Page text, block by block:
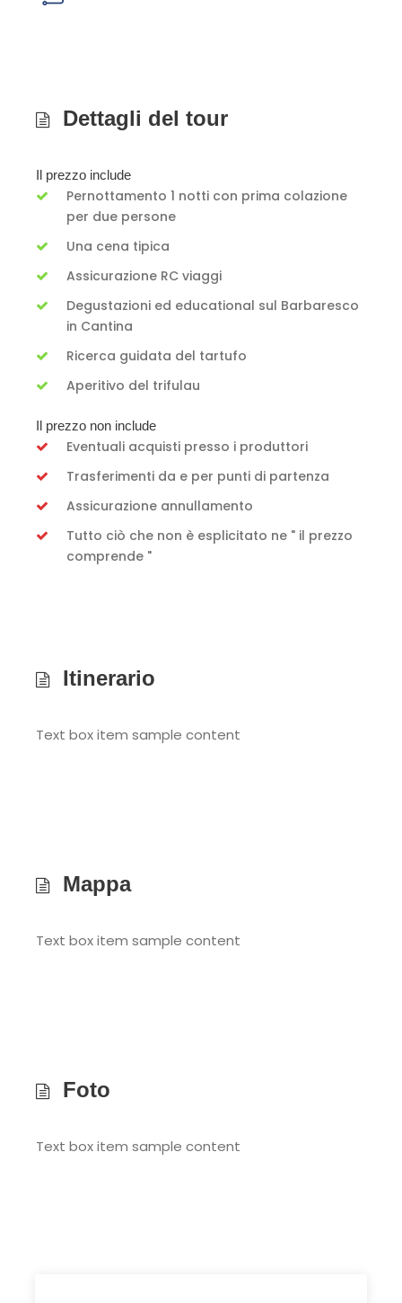
Dettagli del tour
Il prezzo include
Pernottamento 1 notti con prima colazione
per due persone
Una cena tipica
Assicurazione RC viaggi
Degustazioni ed educational sul Barbaresco
in Cantina
Ricerca guidata del tartufo
Aperitivo del trifulau
Il prezzo non include
Eventuali acquisti presso i produttori
Trasferimenti da e per punti di partenza
Assicurazione annullamento
Tutto ciò che non è esplicitato ne " il prezzo
comprende "
Itinerario
Text box item sample content
Mappa
Text box item sample content
Foto
Text box item sample content